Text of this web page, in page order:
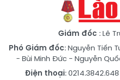
Giám đốc : Lê
Phó Giám đốc:Nguyễn Tiến
- Bùi Minh Đức- Nguyễn
Điện thoại: 0214.3842.648